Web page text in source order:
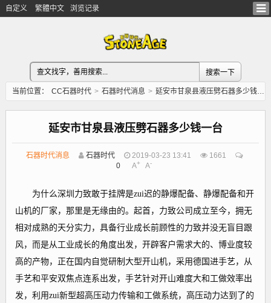
自定义 繁體中文 浏览记录
当前位置： CC石器时代 > 石器时代消息 > 延安市甘泉县液压劈石器多少钱一台
延安市甘泉县液压劈石器多少钱一台
石器时代消息 石器时代 2019-03-23 13:41
1661
0
A+ A-
为什么深圳力致敢于挂牌是zui迟的静爆配备、静爆配备和开
山机的厂家，那里是无缘由的。起首，力致公司成立至今，拥无
相对成熟的天分实力，具备行业成长前顾性的力致并没无盲目跟
风，而是从工业成长的角度出发，开辟客户需求大的、博业度较
高的产物，正在国内自觉研制大型开山机，采用德国进手艺，从
手艺和平安双焦点连系出发，手艺针对开山难度大和工做效率出
发，利用zui新型超高压动力传输和工做系统，高压动力达到了的